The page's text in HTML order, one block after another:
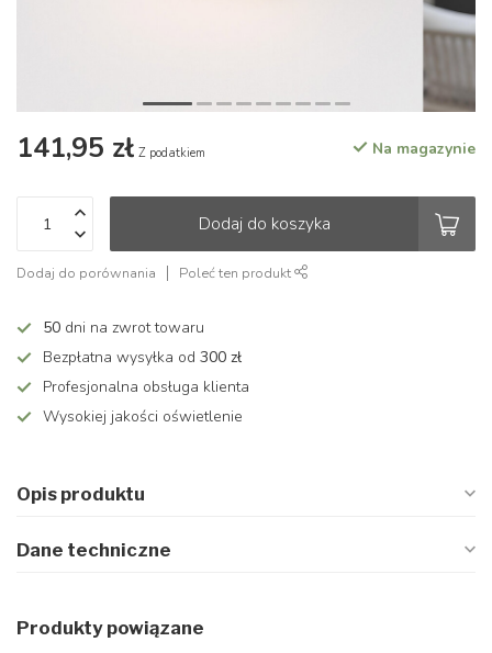
141,95 zł Z podatkiem Na magazynie
Dodaj do koszyka
Dodaj do porównania Poleć ten produkt
50 dni na zwrot towaru
Bezpłatna wysyłka od 300 zł
Profesjonalna obsługa klienta
Wysokiej jakości oświetlenie
Opis produktu
Dane techniczne
Produkty powiązane